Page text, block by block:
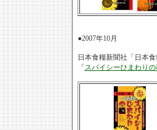
●2007年10月
日本食糧新聞社「日本食
「 スパイシーひまわり